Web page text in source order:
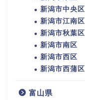
新潟市中央区
新潟市江南区
新潟市秋葉区
新潟市南区
新潟市西区
新潟市西蒲区
富山県